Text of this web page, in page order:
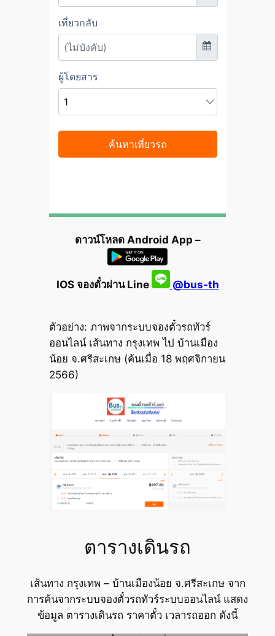
ดาวน์โหลด Android App –
IOS จองตั๋วผ่าน Line @bus-th
ตัวอย่าง: ภาพจากระบบจองตั๋วรถทัวร์
ออนไลน์ เส้นทาง กรุงเทพ ไป บ้านเมือง
น้อย จ.ศรีสะเกษ (ค้นเมื่อ 18 พฤศจิกายน
2566)
ตารางเดินรถ
เส้นทาง กรุงเทพ – บ้านเมืองน้อย จ.ศรีสะเกษ จาก
การค้นจากระบบจองตั๋วรถทัวร์ระบบออนไลน์ แสดง
ข้อมูล ตารางเดินรถ ราคาตั๋ว เวลารถออก ดังนี้